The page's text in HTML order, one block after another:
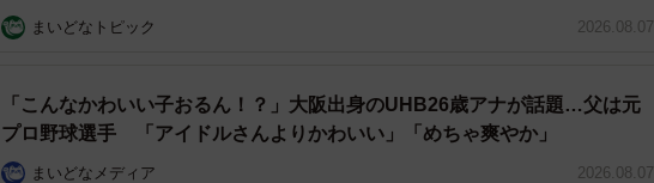
まいどなトピック 2026.08.07
「こんなかわいい子おるん！？」大阪出身のUHB26歳アナが話題…父は元
プロ野球選手 「アイドルさんよりかわいい」「めちゃ爽やか」
まいどなメディア 2026.08.07